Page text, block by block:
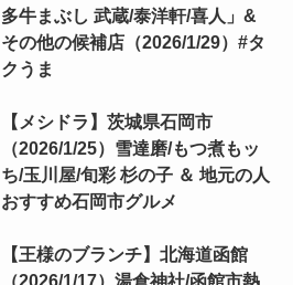
多牛まぶし 武蔵/泰洋軒/喜人」&
その他の候補店（2026/1/29）#タ
クうま
【メシドラ】茨城県石岡市
（2026/1/25）雪達磨/もつ煮もッ
ち/玉川屋/旬彩 杉の子 ＆ 地元の人
おすすめ石岡市グルメ
【王様のブランチ】北海道函館
（2026/1/17）湯倉神社/函館市熱